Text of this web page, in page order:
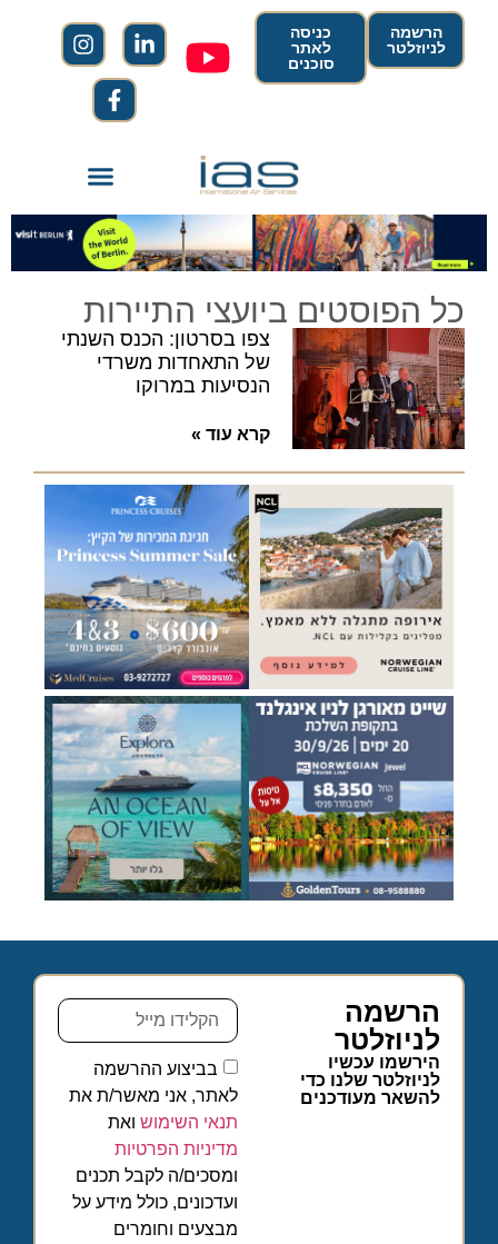
הרשמה
לניוזלטר
כניסה
לאתר
סוכנים
כל הפוסטים ביועצי התיירות
צפו בסרטון: הכנס השנתי
של התאחדות משרדי
הנסיעות במרוקו
קרא עוד »
הרשמה
לניוזלטר
הירשמו עכשיו
לניוזלטר שלנו כדי
להשאר מעודכנים
בביצוע ההרשמה
לאתר, אני מאשר/ת את
תנאי השימוש ואת
מדיניות הפרטיות
ומסכים/ה לקבל תכנים
ועדכונים, כולל מידע על
מבצעים וחומרים